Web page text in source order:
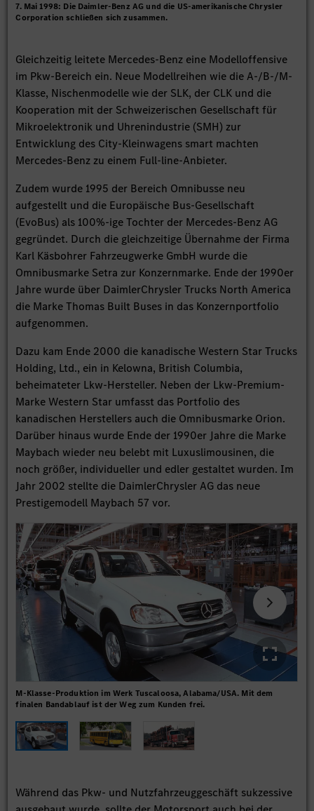
7. Mai 1998: Die Daimler-Benz AG und die US-amerikanische Chrysler
Corporation schließen sich zusammen.
Gleichzeitig leitete Mercedes-Benz eine Modelloffensive
im Pkw-Bereich ein. Neue Modellreihen wie die A-/B-/M-
Klasse, Nischenmodelle wie der SLK, der CLK und die
Kooperation mit der Schweizerischen Gesellschaft für
Mikroelektronik und Uhrenindustrie (SMH) zur
Entwicklung des City-Kleinwagens smart machten
Mercedes-Benz zu einem Full-line-Anbieter.
Zudem wurde 1995 der Bereich Omnibusse neu
aufgestellt und die Europäische Bus-Gesellschaft
(EvoBus) als 100%-ige Tochter der Mercedes-Benz AG
gegründet. Durch die gleichzeitige Übernahme der Firma
Karl Käsbohrer Fahrzeugwerke GmbH wurde die
Omnibusmarke Setra zur Konzernmarke. Ende der 1990er
Jahre wurde über DaimlerChrysler Trucks North America
die Marke Thomas Built Buses in das Konzernportfolio
aufgenommen.
Dazu kam Ende 2000 die kanadische Western Star Trucks
Holding, Ltd., ein in Kelowna, British Columbia,
beheimateter Lkw-Hersteller. Neben der Lkw-Premium-
Marke Western Star umfasst das Portfolio des
kanadischen Herstellers auch die Omnibusmarke Orion.
Darüber hinaus wurde Ende der 1990er Jahre die Marke
Maybach wieder neu belebt mit Luxuslimousinen, die
noch größer, individueller und edler gestaltet wurden. Im
Jahr 2002 stellte die DaimlerChrysler AG das neue
Prestigemodell Maybach 57 vor.
M-Klasse-Produktion im Werk Tuscaloosa, Alabama/USA. Mit dem
finalen Bandablauf ist der Weg zum Kunden frei.
Während das Pkw- und Nutzfahrzeuggeschäft sukzessive